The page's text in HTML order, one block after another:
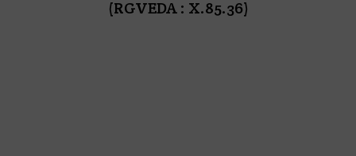
(RGVEDA : X.85.36)